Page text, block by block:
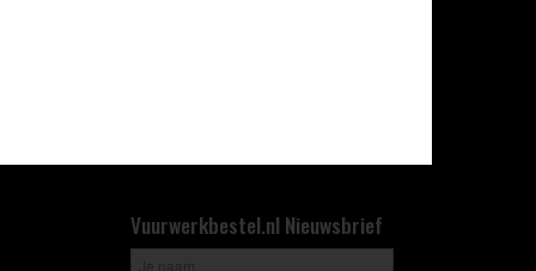
Vuurwerkbestel.nl Nieuwsbrief